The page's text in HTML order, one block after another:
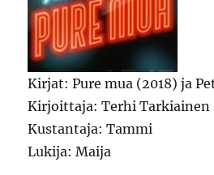
Kirjat: Pure mua (2018) ja
Kirjoittaja: Terhi Tarkiainen
Kustantaja: Tammi
Lukija: Maija